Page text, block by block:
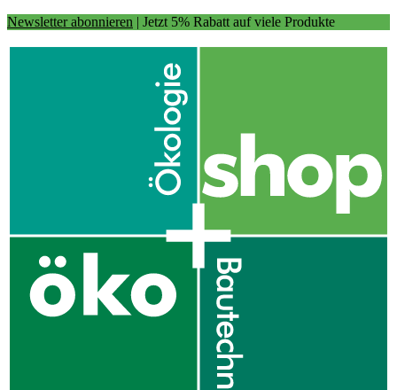
Newsletter abonnieren | Jetzt 5% Rabatt auf viele Produkte